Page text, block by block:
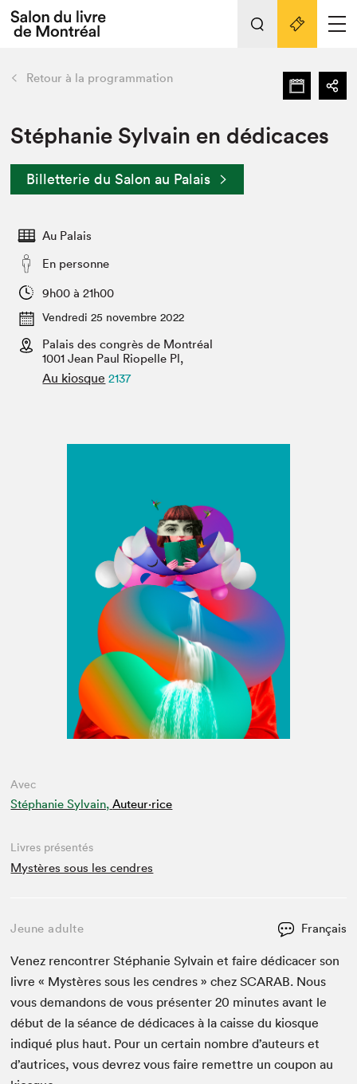
Espace exposant⋅e⋅s
Espace enseignant·e·s
Espace médias
L'événement
Préparer sa visite au Salon
Actualités
SLM PRO
retour Nos activités
Préparer sa visite
Salon dans la ville et en ligne
Projets partenaires
Liens pratiques
Retour à la programmation
Stéphanie Sylvain en dédicaces
Billetterie du Salon au Palais
Au Palais
En personne
9h00 à 21h00
Vendredi 25 novembre 2022
Palais des congrès de Montréal
1001 Jean Paul Riopelle Pl,
Au kiosque 2137
Avec
Stéphanie Sylvain, Auteur·rice
Livres présentés
Mystères sous les cendres
Jeune adulte Français
Venez ren­con­tr­er Stéphanie Syl­vain et faire dédi­cac­er son
livre « Mys­tères sous les cen­dres » chezSCARAB. Nous
vous deman­dons de vous présen­ter20 min­utes avant le
début de la séance de dédi­caces à la caisse du kiosque
indiqué plus haut. Pour un cer­tain nom­bre d’auteurs et
d’autrices, vous devrez vous faire remet­tre un coupon au